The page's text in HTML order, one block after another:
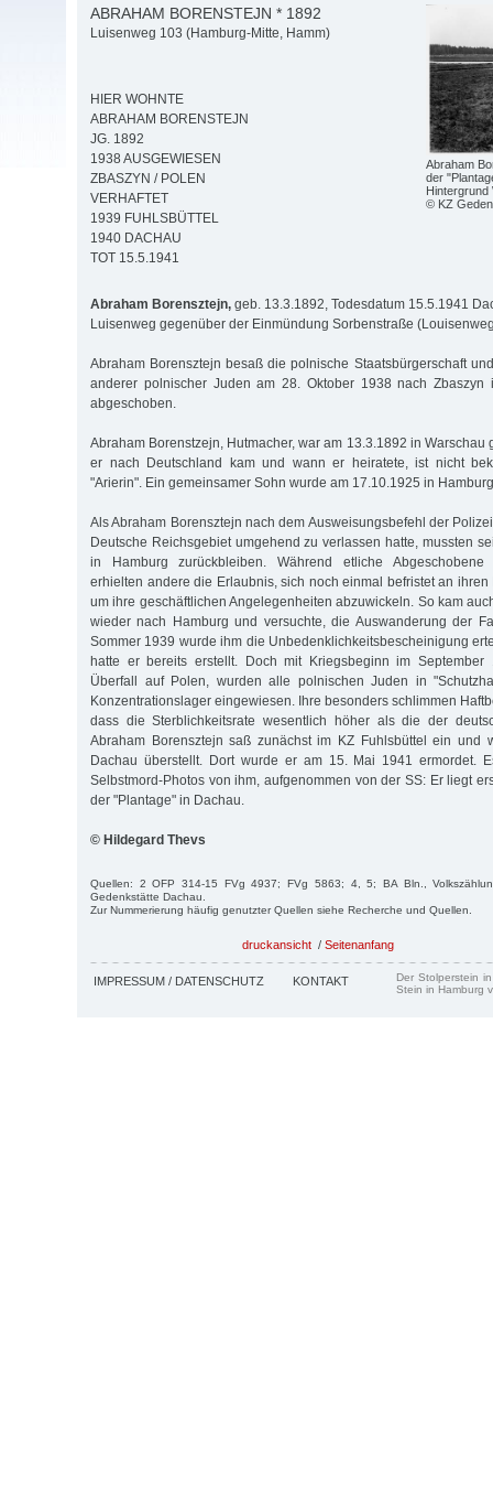
Abraham
der
Hintergrund
© KZ
ABRAHAM BORENSTEJN * 1892
Luisenweg 103 (Hamburg-Mitte, Hamm)
HIER WOHNTE
ABRAHAM BORENSTEJN
JG. 1892
1938 AUSGEWIESEN
ZBASZYN / POLEN
VERHAFTET
1939 FUHLSBÜTTEL
1940 DACHAU
TOT 15.5.1941
Abraham Borensztejn, geb. 13.3.1892, Todesdatum 15.5.1941
Luisenweg gegenüber der Einmündung Sorbenstraße
Abraham Borensztejn besaß die polnische Staatsbürgerschaft
anderer polnischer Juden am 28. Oktober 1938 nach Zbaszyn
abgeschoben.
Abraham Borenstzejn, Hutmacher, war am 13.3.1892 in Warschau
er nach Deutschland kam und wann er heiratete, ist nicht
"Arierin". Ein gemeinsamer Sohn wurde am 17.10.1925 in
Als Abraham Borensztejn nach dem Ausweisungsbefehl der
Deutsche Reichsgebiet umgehend zu verlassen hatte, mussten
in Hamburg zurückbleiben. Während etliche Abgeschobene
erhielten andere die Erlaubnis, sich noch einmal befristet an ihren
um ihre geschäftlichen Angelegenheiten abzuwickeln. So kam
wieder nach Hamburg und versuchte, die Auswanderung der
Sommer 1939 wurde ihm die Unbedenklichkeitsbescheinigung
hatte er bereits erstellt. Doch mit Kriegsbeginn im September
Überfall auf Polen, wurden alle polnischen Juden in
Konzentrationslager eingewiesen. Ihre besonders schlimmen
dass die Sterblichkeitsrate wesentlich höher als die der
Abraham Borensztejn saß zunächst im KZ Fuhlsbüttel ein und
Dachau überstellt. Dort wurde er am 15. Mai 1941 ermordet.
Selbstmord-Photos von ihm, aufgenommen von der SS: Er liegt
der "Plantage" in Dachau.
© Hildegard Thevs
Quellen: 2 OFP 314-15 FVg 4937; FVg 5863; 4, 5; BA Bln.,
Gedenkstätte Dachau.
Zur Nummerierung häufig genutzter Quellen siehe Recherche und Quellen.
druckansicht / Seitenanfang
IMPRESSUM / DATENSCHUTZ KONTAKT
Der Stolperstein
Stein in Hamburg